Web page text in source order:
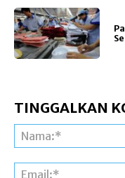
TINGGALKAN